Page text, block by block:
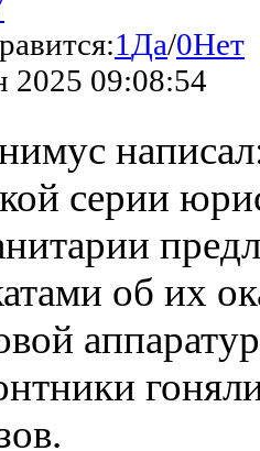
1 Да/0Нет
2025 09:08:54
серии
об их